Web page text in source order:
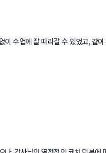
수업에 잘 따라갈 수 있었고, 같